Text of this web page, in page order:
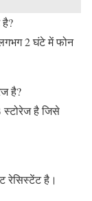
है?
2 घंटे में फोन
है?
है जिसे
रेसिस्टेंट है।